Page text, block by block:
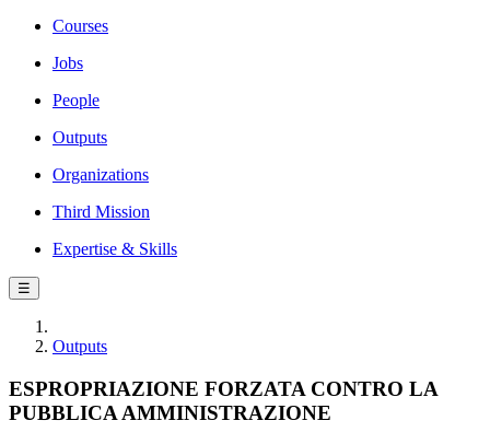
Courses
Jobs
People
Outputs
Organizations
Third Mission
Expertise & Skills
☰
Outputs
ESPROPRIAZIONE FORZATA CONTRO LA
PUBBLICA AMMINISTRAZIONE